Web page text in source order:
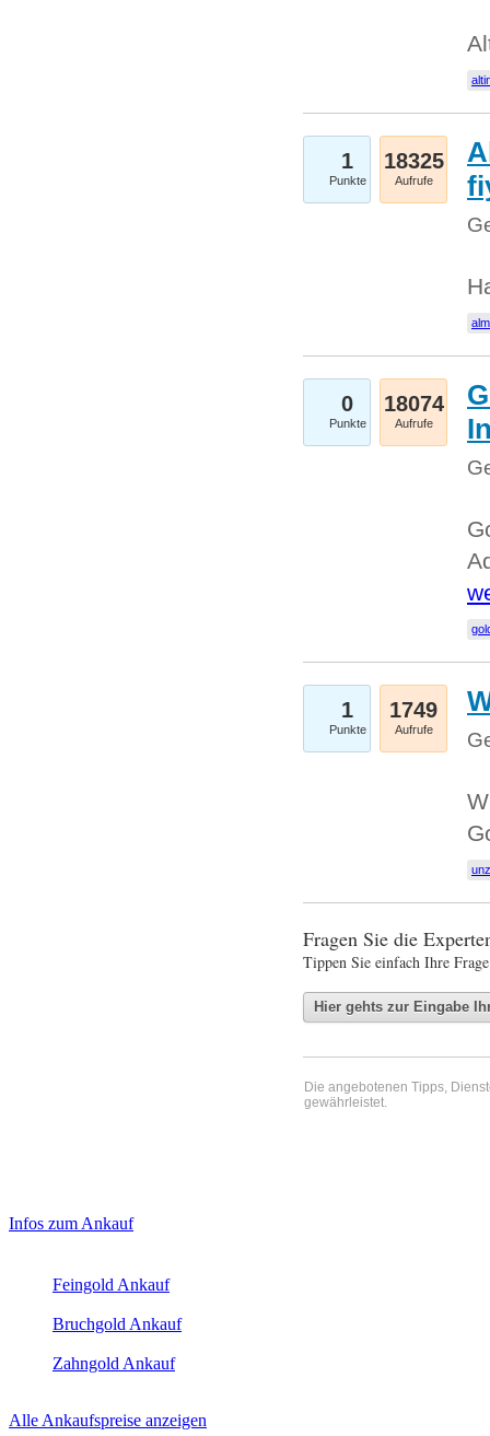
1
Punkte
18325
Aufrufe
0
Punkte
18074
Aufrufe
1
Punkte
1749
Aufrufe
Fragen Sie die
Tippen Sie einfach Ihre
Die angebotenen Tipps,
gewährleistet.
Sidebar
Infos zum Ankauf
Feingold Ankauf
Bruchgold Ankauf
Zahngold Ankauf
Alle Ankaufspreise anzeigen